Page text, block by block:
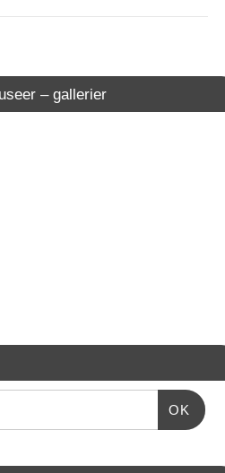
– gallerier
OK